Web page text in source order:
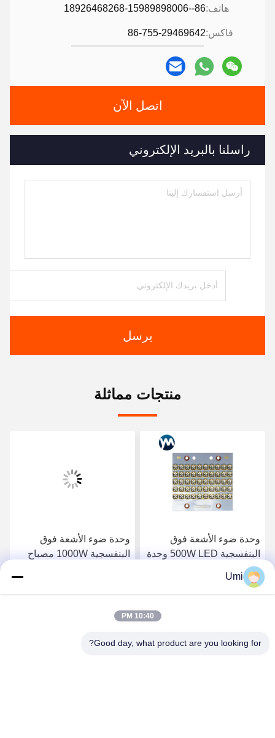
هاتف:86--18926468268-15989898006
فاكس:86-755-29469642
اتصل الآن
راسلنا بالبريد الإلكتروني
يرسل
منتجات مماثلة
وحدة ضوء الأشعة فوق
البنفسجية 500W LED وحدة
Cooling UV LED 395nm
احصل على افضل سعر
وحدة ضوء الأشعة فوق
البنفسجية 1000W مصباح
فوق البنفسجية لعلاج الفرن
احصل على افضل سعر
Umi
10:40 PM
Good day, what product are you looking for?